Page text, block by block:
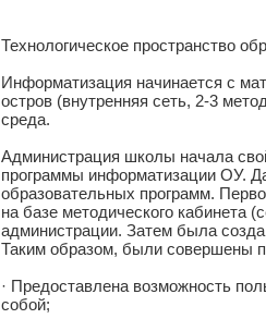
Технологическое пространство
Информатизация начинается с
остров (внутренняя сеть, 2-3
среда.
Администрация школы начала
программы информатизации ОУ.
образовательных программ.
на базе методического кабинета
администрации. Затем была
Таким образом, были совершены
· Предоставлена возможность
собой;